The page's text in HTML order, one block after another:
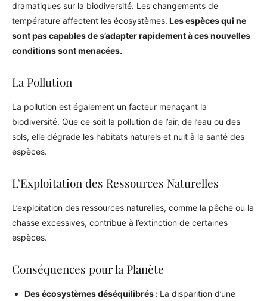
dramatiques sur la biodiversité. Les changements de
température affectent les écosystèmes. Les espèces qui ne
sont pas capables de s’adapter rapidement à ces nouvelles
conditions sont menacées.
La Pollution
La pollution est également un facteur menaçant la
biodiversité. Que ce soit la pollution de l’air, de l’eau ou des
sols, elle dégrade les habitats naturels et nuit à la santé des
espèces.
L’Exploitation des Ressources Naturelles
L’exploitation des ressources naturelles, comme la pêche ou la
chasse excessives, contribue à l’extinction de certaines
espèces.
Conséquences pour la Planète
Des écosystèmes déséquilibrés : La disparition d’une